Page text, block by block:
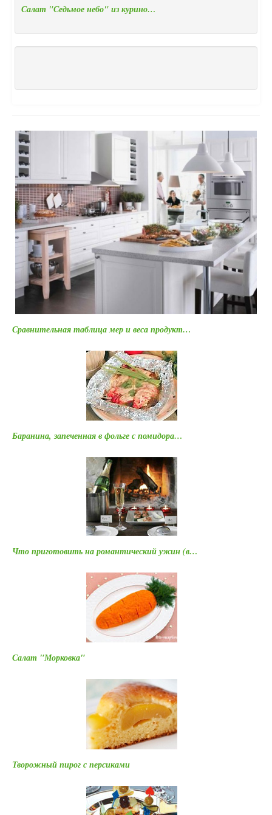
Салат "Седьмое небо" из курино…
Сравнительная таблица мер и веса продукт…
Баранина, запеченная в фольге с помидора…
Что приготовить на романтический ужин (в…
Салат "Морковка"
Творожный пирог с персиками